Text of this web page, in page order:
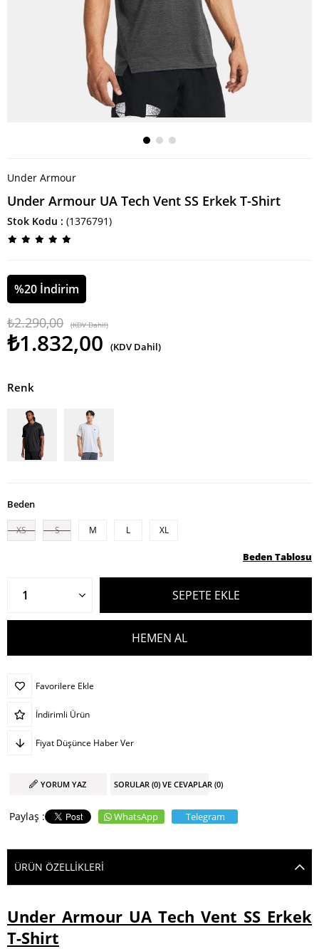
Under Armour
Under Armour UA Tech Vent SS Erkek T-Shirt
Stok Kodu (1376791)
%20 İndirim
₺2.290,00 (KDV Dahil)
₺1.832,00 (KDV Dahil)
Renk
Beden
XS S M L XL
Beden Tablosu
Favorilere Ekle
İndirimli Ürün
Fiyat Düşünce Haber Ver
YORUM YAZ SORULAR (0) VE CEVAPLAR (0)
WhatsApp Telegram
ÜRÜN ÖZELLIKLERI
Under Armour UA Tech Vent SS Erkek
T-Shirt